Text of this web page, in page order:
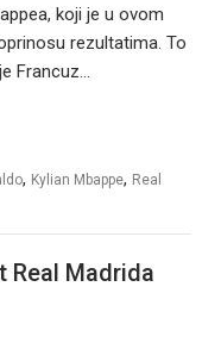
koji je u ovom
rezultatima. To
Francuz…
, Kylian Mbappe, Real
Real Madrida